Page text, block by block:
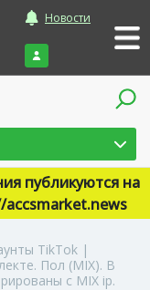
Новости
Войти
публикуются на
TikTok |
Пол (MIX). В
с MIX ip.